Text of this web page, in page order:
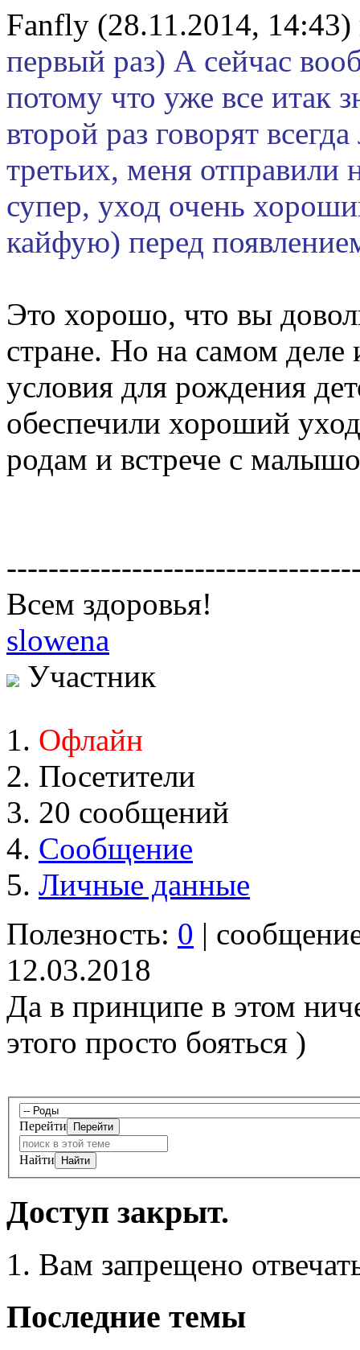
Fanfly (28.11.2014, 14:43)
первый раз) А сейчас
потому что уже все итак
второй раз говорят
третьих, меня отправили
супер, уход очень
кайфую) перед
Это хорошо, что вы
стране. Но на самом
условия для рождения
обеспечили хороший
родам и встрече с
Всем здоровья!
slowena
Участник
Офлайн
Посетители
20 сообщений
Сообщение
Личные данные
Полезность: 0 |
12.03.2018
Да в принципе в этом
этого просто бояться )
Перейти
Найти
Доступ закрыт.
Вам запрещено
Последние темы